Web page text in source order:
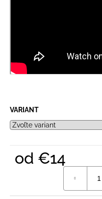
VARIANT
od €14